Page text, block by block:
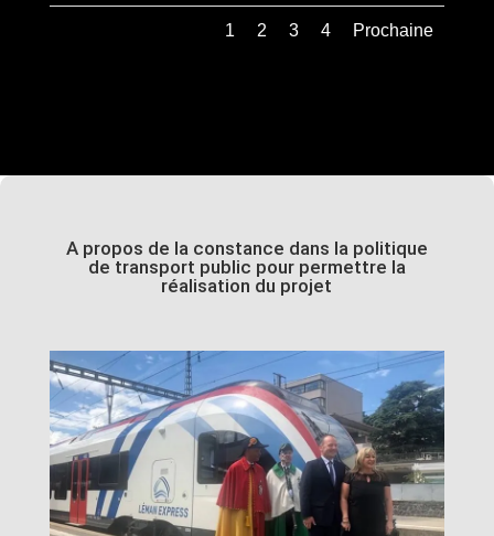
1 2 3 4 Prochaine
A propos de la constance dans la politique
de transport public pour permettre la
réalisation du projet